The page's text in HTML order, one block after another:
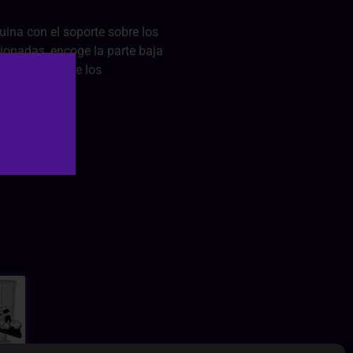
con el soporte sobre los
encoge la parte baja
de los